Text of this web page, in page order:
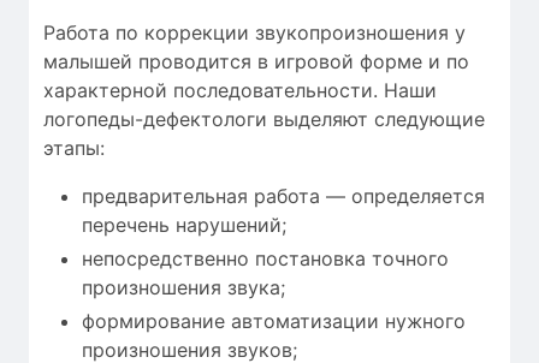
Работа по коррекции звукопроизношения у
малышей проводится в игровой форме и по
характерной последовательности. Наши
логопеды-дефектологи выделяют следующие
этапы:
предварительная работа — определяется
перечень нарушений;
непосредственно постановка точного
произношения звука;
формирование автоматизации нужного
произношения звуков;